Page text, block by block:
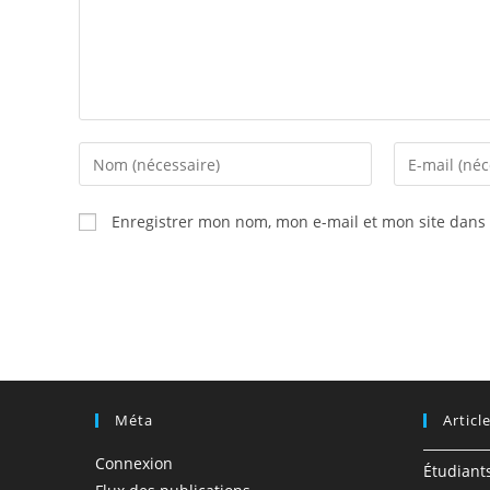
Enter
your
name
or
Enter
your
Enregistrer mon nom, mon e-mail et mon site
Méta
Connexion